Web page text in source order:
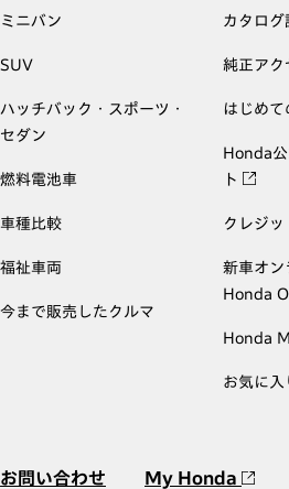
ミニバン
SUV
ハッチバック・スポーツ・
セダン
燃料電池車
車種比較
福祉車両
今まで販売したクルマ
カタログ
純正アク
はじめて
Honda公
ト
クレジッ
新車オン
Honda
Honda
お気に入
お問い合わせ My Honda